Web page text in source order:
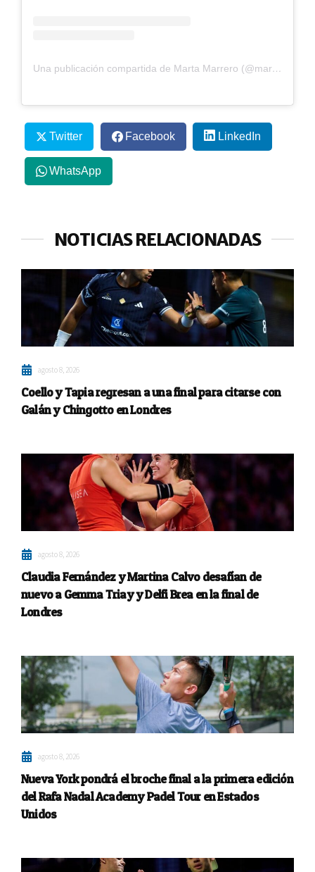
Una publicación compartida de Marta Marrero (@martamarreropadel)
Twitter Facebook LinkedIn
WhatsApp
NOTICIAS RELACIONADAS
agosto 8, 2026
Coello y Tapia regresan a una final para citarse con
Galán y Chingotto en Londres
agosto 8, 2026
Claudia Fernández y Martina Calvo desafían de
nuevo a Gemma Triay y Delfi Brea en la final de
Londres
agosto 8, 2026
Nueva York pondrá el broche final a la primera edición
del Rafa Nadal Academy Padel Tour en Estados
Unidos